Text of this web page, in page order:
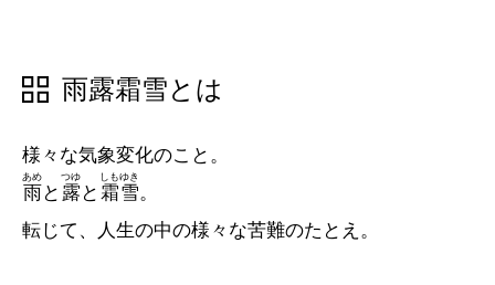
雨露霜雪とは
様々な気象変化のこと。
雨
あめ
と 露
つゆ
と 霜
しも
雪
ゆき
。
転じて、人生の中の様々な苦難のたとえ。